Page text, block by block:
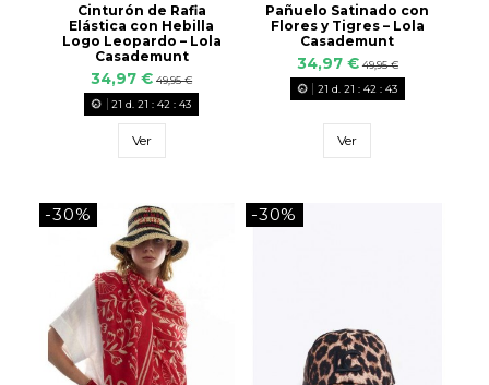
Cinturón de Rafia
Elástica con Hebilla
Logo Leopardo – Lola
Casademunt
34,97 € 49,95 €
21 d. 21 : 42 : 42
Ver
Pañuelo Satinado con
Flores y Tigres – Lola
Casademunt
34,97 € 49,95 €
21 d. 21 : 42 : 42
Ver
-30% -30%